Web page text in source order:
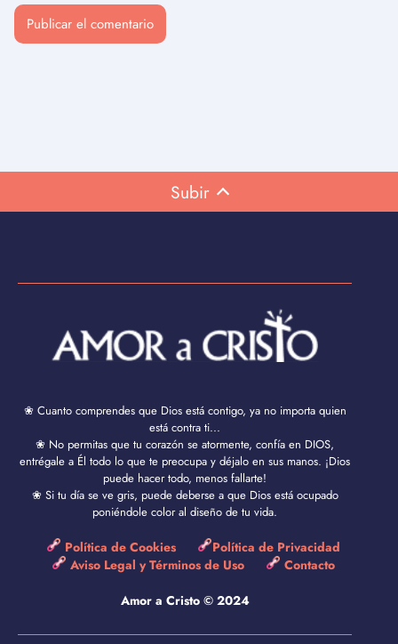
Subir
❀ Cuanto comprendes que Dios está contigo, ya no importa quien
está contra ti...
❀ No permitas que tu corazón se atormente, confía en DIOS,
entrégale a Él todo lo que te preocupa y déjalo en sus manos. ¡Dios
puede hacer todo, menos fallarte!
❀ Si tu día se ve gris, puede deberse a que Dios está ocupado
poniéndole color al diseño de tu vida.
Política de Cookies
Política de Privacidad
Aviso Legal y Términos de Uso
Contacto
Amor a Cristo © 2024